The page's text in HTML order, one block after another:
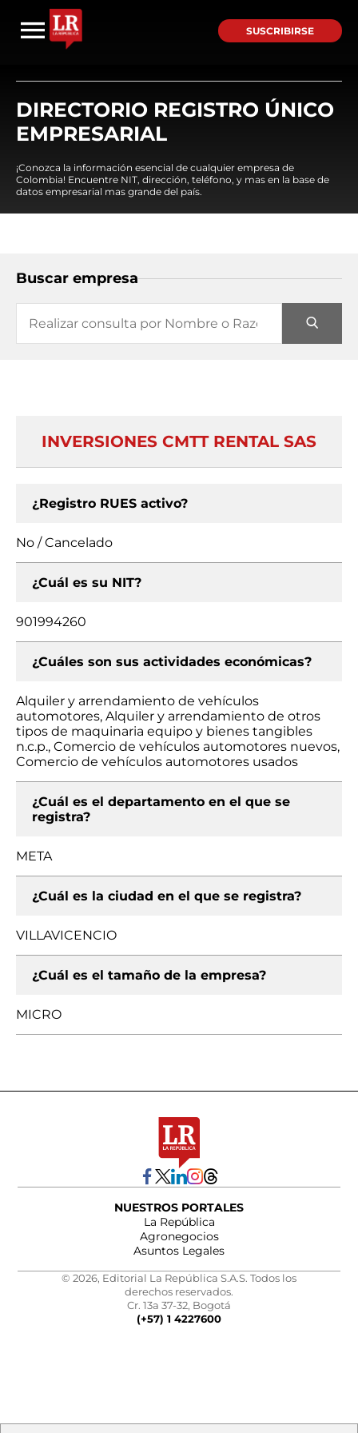
SUSCRIBIRSE
DIRECTORIO REGISTRO ÚNICO
EMPRESARIAL
¡Conozca la información esencial de cualquier empresa de
Colombia! Encuentre NIT, dirección, teléfono, y mas en la base de
datos empresarial mas grande del país.
Buscar empresa
INVERSIONES CMTT RENTAL SAS
¿Registro RUES activo?
No / Cancelado
¿Cuál es su NIT?
901994260
¿Cuáles son sus actividades económicas?
Alquiler y arrendamiento de vehículos
automotores, Alquiler y arrendamiento de otros
tipos de maquinaria equipo y bienes tangibles
n.c.p., Comercio de vehículos automotores nuevos,
Comercio de vehículos automotores usados
¿Cuál es el departamento en el que se
registra?
META
¿Cuál es la ciudad en el que se registra?
VILLAVICENCIO
¿Cuál es el tamaño de la empresa?
MICRO
NUESTROS PORTALES
La República
Agronegocios
Asuntos Legales
© 2026, Editorial La República S.A.S. Todos los
derechos reservados.
Cr. 13a 37-32, Bogotá
(+57) 1 4227600